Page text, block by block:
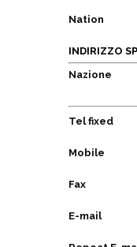
Nation
INDIRIZZO
Nazione
Tel fixed
Mobile
Fax
E-mail